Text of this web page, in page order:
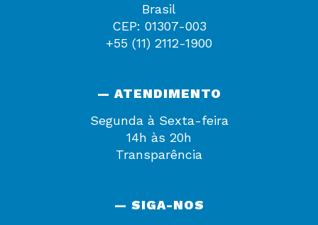
Brasil
CEP: 01307-003
+55 (11) 2112-1900
— ATENDIMENTO
Segunda à Sexta-feira
14h às 20h
Transparência
— SIGA-NOS